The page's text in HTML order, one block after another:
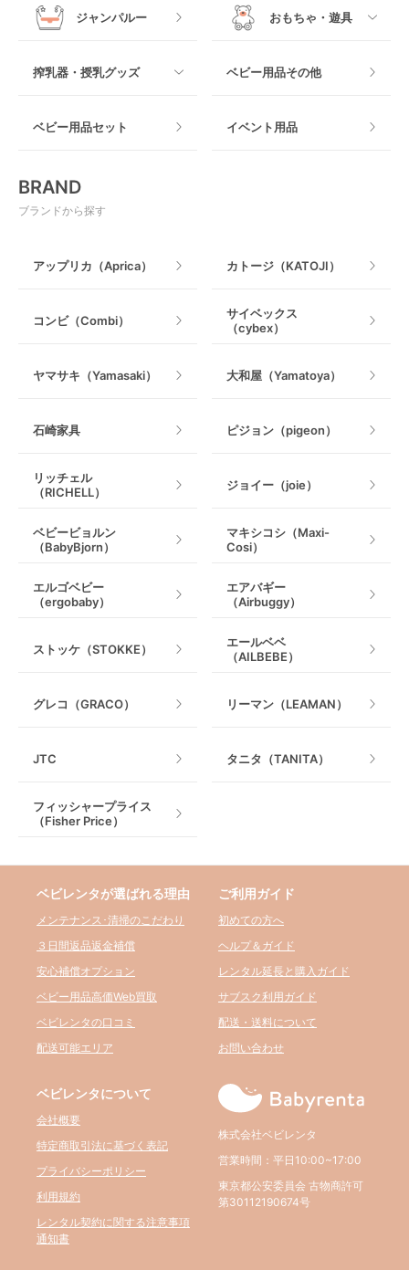
抱っこ紐その他
木製
マット製
ジャンパルー おもちゃ・遊具
室内遊具
搾乳器・授乳グッズ
授乳グッズ・ママ用品
ベビー用品その他
ベビー用品セット イベント用品
BRAND
ブランドから探す
アップリカ（Aprica） カトージ（KATOJI）
コンビ（Combi）
サイベックス
（cybex）
ヤマサキ（Yamasaki） 大和屋（Yamatoya）
石崎家具 ピジョン（pigeon）
リッチェル
（RICHELL）
ジョイー（joie）
ベビービョルン
（BabyBjorn）
マキシコシ（Maxi-
Cosi）
エルゴベビー
（ergobaby）
エアバギー
（Airbuggy）
ストッケ（STOKKE）
エールベベ
（AILBEBE）
グレコ（GRACO） リーマン（LEAMAN）
JTC タニタ（TANITA）
フィッシャープライス
（Fisher Price）
ベビレンタが選ばれる理由
メンテナンス･清掃のこだわり
３日間返品返金補償
安心補償オプション
ベビー用品高価Web買取
ベビレンタの口コミ
配送可能エリア
ご利用ガイド
初めての方へ
ヘルプ＆ガイド
レンタル延長と購入ガイド
サブスク利用ガイド
配送・送料について
お問い合わせ
ベビレンタについて
会社概要
特定商取引法に基づく表記
プライバシーポリシー
利用規約
レンタル契約に関する注意事項
通知書
株式会社ベビレンタ
営業時間：平日10:00~17:00
東京都公安委員会 古物商許可
第30112190674号